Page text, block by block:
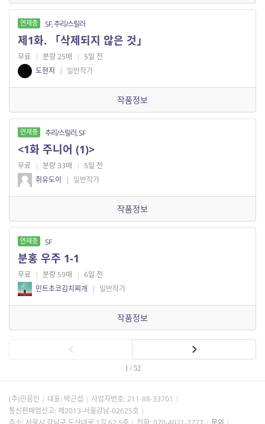
연재중 SF, 추리/스릴러
제1화. 「삭제되지 않은 것」
무료 | 분량 25매 | 5일 전
도현지
| 일반작가
작품정보
연재중 추리/스릴러, SF
​<1화 주니어 (1)>
무료 | 분량 33매 | 5일 전
취유도이
| 일반작가
작품정보
연재중 SF
분홍 우주 1-1
무료 | 분량 59매 | 6일 전
민트초코김치찌개
| 일반작가
작품정보
1 / 52
(주)민음인 대표: 박근섭 사업자번호: 211-88-33701
통신판매업신고: 제2013-서울강남-02625호